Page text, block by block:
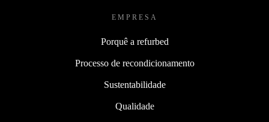
EMPRESA
Porquê a refurbed
Processo de recondicionamento
Sustentabilidade
Qualidade